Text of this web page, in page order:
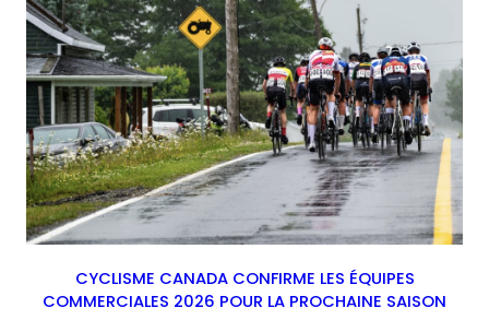
CYCLISME CANADA CONFIRME LES ÉQUIPES
COMMERCIALES 2026 POUR LA PROCHAINE SAISON